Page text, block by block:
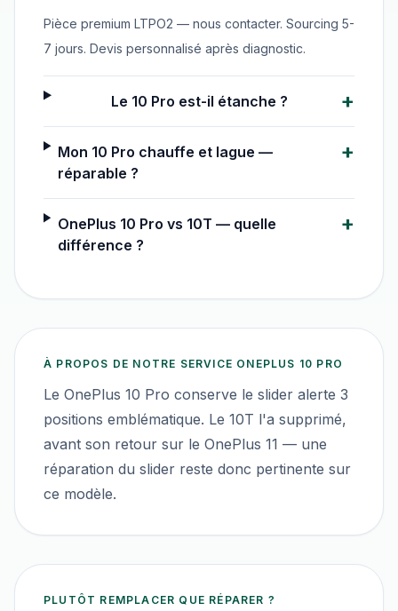
Pièce premium LTPO2 — nous contacter. Sourcing 5-
7 jours. Devis personnalisé après diagnostic.
Le 10 Pro est-il étanche ? +
Mon 10 Pro chauffe et lague —
réparable ?
+
OnePlus 10 Pro vs 10T — quelle
différence ?
+
À PROPOS DE NOTRE SERVICE ONEPLUS 10 PRO
Le OnePlus 10 Pro conserve le slider alerte 3
positions emblématique. Le 10T l'a supprimé,
avant son retour sur le OnePlus 11 — une
réparation du slider reste donc pertinente sur
ce modèle.
PLUTÔT REMPLACER QUE RÉPARER ?